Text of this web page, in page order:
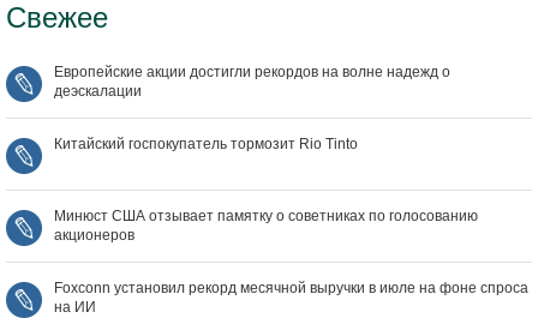
Свежее
Европейские акции достигли рекордов на волне надежд о
деэскалации
Китайский госпокупатель тормозит Rio Tinto
Минюст США отзывает памятку о советниках по голосованию
акционеров
Foxconn установил рекорд месячной выручки в июле на фоне спроса
на ИИ